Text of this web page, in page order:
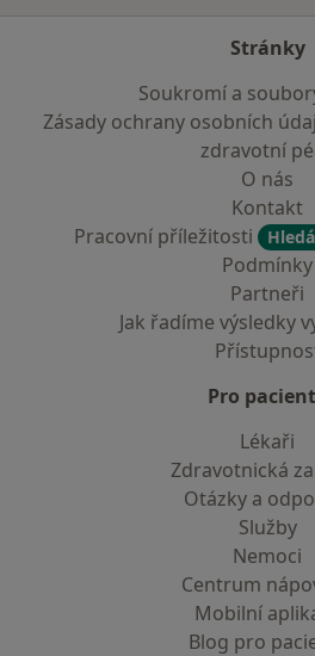
Stránky
Soukromí a
Zásady ochrany osobních
zdravotní
O nás
Kontakt
Pracovní příležitosti
Podmínky
Partneři
Jak řadíme výsledky
Pro
Lékaři
Zdravotnická
Otázky a
Služby
Nemoci
Centrum
Mobilní
Blog pro